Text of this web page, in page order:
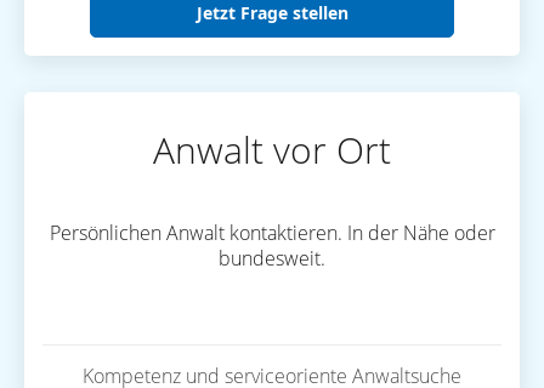
Jetzt Frage stellen
Anwalt vor Ort
Persönlichen Anwalt kontaktieren. In der Nähe oder
bundesweit.
Kompetenz und serviceoriente Anwaltsuche